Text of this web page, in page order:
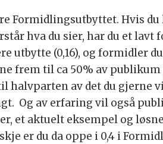
Formidlingsutbyttet. Hvis
hva du sier, har du et
utbytte (0,16), og formidler
frem til ca 50% av
halvparten av det du gjerne
Og av erfaring vil også
et aktuelt eksempel og
er du da oppe i 0,4 i